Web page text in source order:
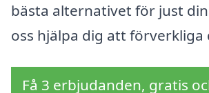
bästa alternativet för just
oss hjälpa dig att förverkliga
Få 3 erbjudanden, gratis